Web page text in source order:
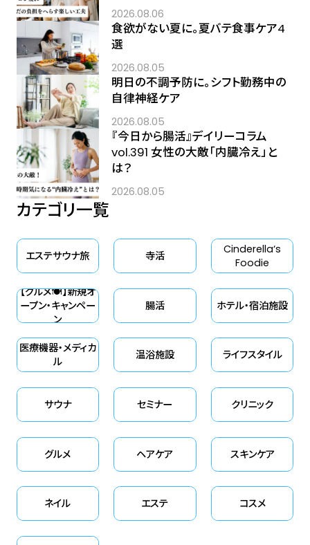
2026.08.06
食欲がない夏に。夏バテ食事ケア4
選
2026.08.05
明日の不調予防に。シフト勤務中の
自律神経ケア
2026.08.05
『今日から腸活』デイリーコラム
vol.391 女性の大敵「内臓冷え」と
は？
2026.08.05
カテゴリ一覧
エステサウナ旅 寺活
Cinderella‘s
Foodie
【グルメ🍽】新規オ
ープン・キャンペー
ン
腸活 ホテル・宿泊施設
医療機器・メディカ
ル
温浴施設 ライフスタイル
サウナ セミナー クリニック
グルメ ヘアケア スキンケア
ネイル エステ コスメ